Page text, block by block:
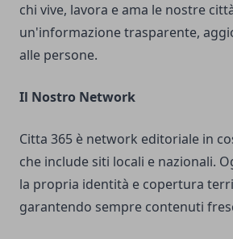
chi vive, lavora e ama le nostre
un'informazione trasparente,
alle persone.
Il Nostro Network
Citta 365 è network editoriale in
che include siti locali e nazionali.
la propria identità e copertura
garantendo sempre contenuti